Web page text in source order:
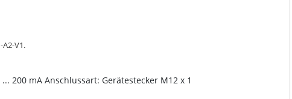
V1.
200 mA Anschlussart: Gerätestecker M12 x 1